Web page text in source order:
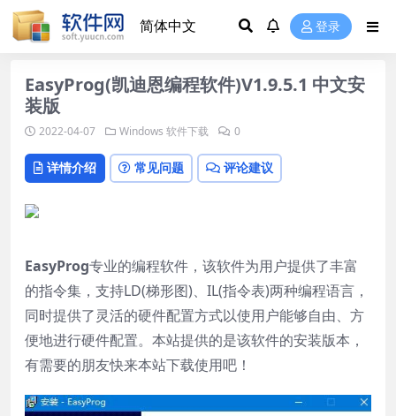
登录
EasyProg(凯迪恩编程软件)V1.9.5.1 中文安
装版
2022-04-07 Windows 软件下载 0
详情介绍 常见问题 评论建议
EasyProg专业的编程软件，该软件为用户提供了丰富
的指令集，支持LD(梯形图)、IL(指令表)两种编程语言，
同时提供了灵活的硬件配置方式以使用户能够自由、方
便地进行硬件配置。本站提供的是该软件的安装版本，
有需要的朋友快来本站下载使用吧！